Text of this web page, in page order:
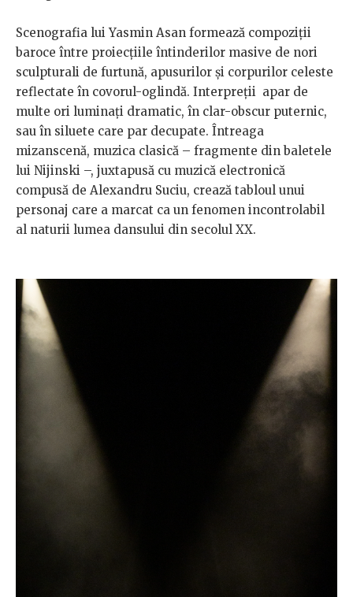
Scenografia lui Yasmin Asan formează compoziții
baroce între proiecțiile întinderilor masive de nori
sculpturali de furtună, apusurilor și corpurilor celeste
reflectate în covorul-oglindă. Interpreții apar de
multe ori luminați dramatic, în clar-obscur puternic,
sau în siluete care par decupate. Întreaga
mizanscenă, muzica clasică – fragmente din baletele
lui Nijinski –, juxtapusă cu muzică electronică
compusă de Alexandru Suciu, crează tabloul unui
personaj care a marcat ca un fenomen incontrolabil
al naturii lumea dansului din secolul XX.